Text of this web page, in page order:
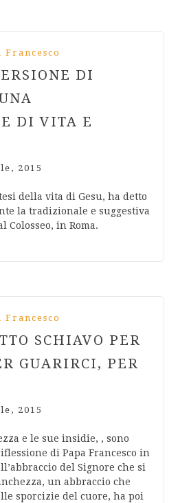
DI
DI VITA E
2015
della vita di Gesu, ha detto
la tradizionale e suggestiva
Colosseo, in Roma.
SCHIAVO PER
GUARIRCI, PER
2015
e le sue insidie, , sono
di Papa Francesco in
del Signore che si
un abbraccio che
sporcizie del cuore, ha poi